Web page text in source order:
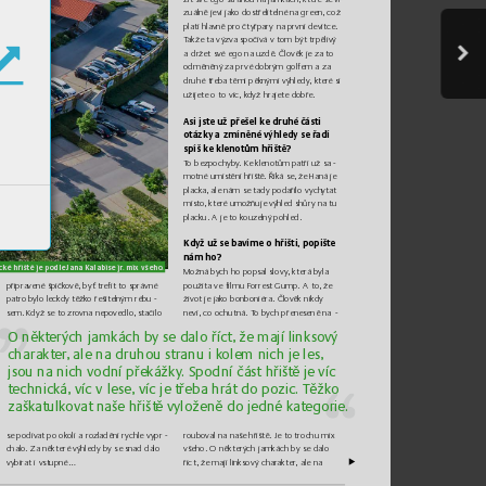
připravené špičkově, byť trefit to správné
patro bylo l eckdy těžko ř ešitelným r ébu -
sem. Když se to zrovna nepovedlo, stačilo
se podívat po okolí arozladění rychle vypr -
chalo. Za některé výhledy by se snad dalo
vybírat ivstupné…
zuálně jeví jako dostřelitelné na green, což
platí hlavně pro čtyřpary na první devítce.
Takže ta výzva spočívá vtom být trpělivý
adržet své ego na uzdě. Člověk je za to
odměněný za prvé dobrým golfem aza
druhé třeba těmi pěknými výhledy, které si
užijete oto víc, když hrajete dobře.
Asi jste už přešel ke druhé části
otázky azmíněné výhledy se řad í
spíš ke klenotům hřiště?
To bezpochyby. Ke klenotům patří už sa -
motné umístění hřiště. Říká se, že Haná je
placka, ale nám se tady podařilo vychytat
místo, které umožňuje výhled shůry na tu
placku . Aje to kouzelný pohl ed.
Když už se bavíme ohřišti, popište
nám ho?
Možná bych ho popsal slovy, která byla
použita ve filmu Forrest Gump. Ato, že
život je jako bonboniéra. Člověk nikdy
neví, co ochutná. To bych přeneseně na -
rouboval na naše hřiště. Je to trochu mix
všeho. Oněkterých jamkách by se dalo
říct, že mají link sový charakter, ale na
O některých jam kách by se dal o říct, že mají lin ksový
charakter, al e na dru hou stranu i kol em nich je les,
jsou na nich vodní překáž ky. Spodní část hřiště je víc
technická, víc vlese, víc je třeba hrát do pozic. Těž ko
zaškatul kovat naše hřiště vyl oženě do jedné kategorie.
ké hřiště je podle J ana Kal abise jr. mix všeho.